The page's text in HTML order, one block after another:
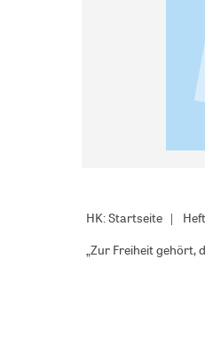
HK: Startseite
„Zur Freiheit gehört,